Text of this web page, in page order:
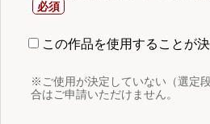
この作品を使用することが
※ご使用が決定していない（選定
合はご申請いただけません。